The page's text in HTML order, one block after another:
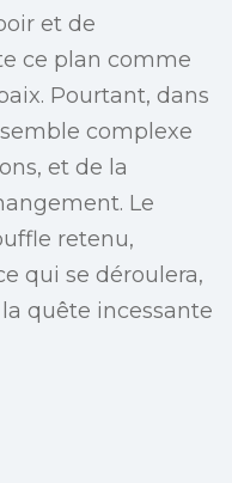
et de
ce plan comme
Pourtant, dans
complexe
et de la
Le
retenu,
qui se déroulera,
quête incessante